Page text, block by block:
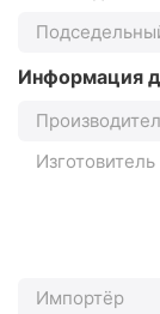
Информация
Изготовитель
Импортёр